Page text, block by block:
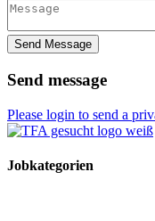
Send Message
Send message
Please login to send a
Jobkategorien